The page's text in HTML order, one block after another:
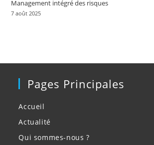
Management intégré des risques
7 août 2025
Pages Principales
Accueil
Actualité
Qui sommes-nous ?